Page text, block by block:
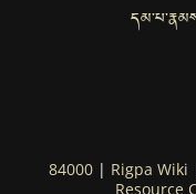
84000| Rigpa Wiki
Resource